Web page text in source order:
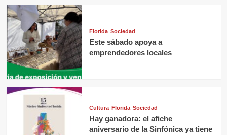
Florida Sociedad
Este sábado apoya a
emprendedores locales
Cultura Florida Sociedad
Hay ganadora: el afiche
aniversario de la Sinfónica ya tiene